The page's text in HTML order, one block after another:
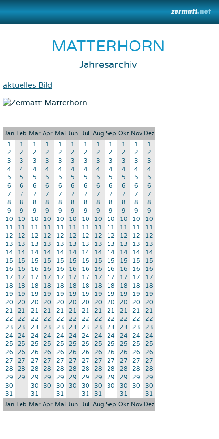
MATTERHORN
Jahresarchiv
aktuelles Bild
Jan Feb Mar Apr Mai Jun Jul Aug Sep Okt Nov Dez
Jan Feb Mar Apr Mai Jun Jul Aug Sep Okt Nov Dez
1 1 1 1 1 1 1 1 1 1 1
1
2
2 2 2 2 2 2 2 2 2 2
2
3
3 3 3 3 3 3 3 3 3 3
3
4
4 4 4 4 4 4 4 4 4 4
4
5
5 5 5 5 5 5 5 5 5 5
5
6
6 6 6 6 6 6 6 6 6 6
6
7
7 7 7 7 7 7 7 7 7 7
7
8
8 8 8 8 8 8 8 8 8 8
8
9
9 9 9 9 9 9 9 9 9 9
9
10
10 10 10 10 10 10 10 10 10 10
10
11
11 11 11 11 11 11 11 11 11 11
11
12
12 12 12 12 12 12 12 12 12 12
12
13
13 13 13 13 13 13 13 13 13 13
13
14
14 14 14 14 14 14 14 14 14 14
14
15
15 15 15 15 15 15 15 15 15 15
15
16
16 16 16 16 16 16 16 16 16 16
16
17
17 17 17 17 17 17 17 17 17 17
17
18
18 18 18 18 18 18 18 18 18 18
18
19
19 19 19 19 19 19 19 19 19 19
19
20
20 20 20 20 20 20 20 20 20 20
20
21
21 21 21 21 21 21 21 21 21 21
21
22
22 22 22 22 22 22 22 22 22 22
22
23
23 23 23 23 23 23 23 23 23 23
23
24
24 24 24 24 24 24 24 24 24 24
24
25
25 25 25 25 25 25 25 25 25 25
25
26
26 26 26 26 26 26 26 26 26 26
26
27
27 27 27 27 27 27 27 27 27 27
27
28
28 28 28 28 28 28 28 28 28 28
28
29
29 29 29 29 29 29 29 29 29 29
29
30
30 30 30 30 30 30 30 30 30
30
31
31 31 31 31 31 31